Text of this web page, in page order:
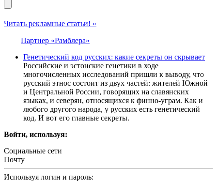
Читать рекламные статьи! »
Партнер «Рамблера»
Генетический код русских: какие секреты он скрывает
Российские и эстонские генетики в ходе
многочисленных исследований пришли к выводу, что
русский этнос состоит из двух частей: жителей Южной
и Центральной России, говорящих на славянских
языках, и северян, относящихся к финно-уграм. Как и
любого другого народа, у русских есть генетический
код. И вот его главные секреты.
Войти, используя:
Социальные сети
Почту
Используя логин и пароль: